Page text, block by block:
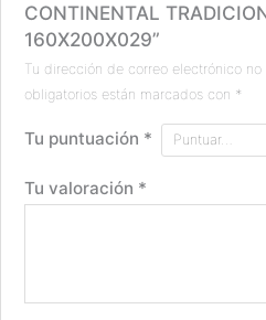
CONTINENTAL
160X200X029”
Tu dirección de correo electrónico no
obligatorios están marcados con *
Tu puntuación *
Tu valoración *